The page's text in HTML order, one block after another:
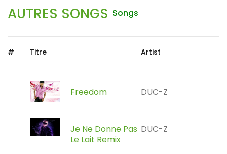
AUTRES SONGS Songs
# Titre Artist
Freedom DUC-Z
Je Ne Donne Pas
Le Lait Remix
DUC-Z